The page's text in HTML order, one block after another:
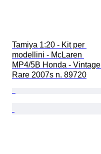
Tamiya 1:20 - Kit per
modellini - McLaren
MP4/5B Honda - Vintage
Rare 2007s n. 89720